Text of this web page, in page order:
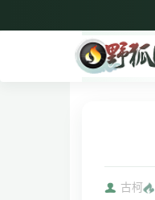
古柯